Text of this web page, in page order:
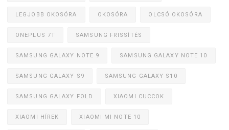
LEGJOBB OKOSÓRA OKOSÓRA OLCSÓ OKOSÓRA
ONEPLUS 7T SAMSUNG FRISSÍTÉS
SAMSUNG GALAXY NOTE 9 SAMSUNG GALAXY NOTE 10
SAMSUNG GALAXY S9 SAMSUNG GALAXY S10
SAMSUNG GALAXY FOLD XIAOMI CUCCOK
XIAOMI HÍREK XIAOMI MI NOTE 10